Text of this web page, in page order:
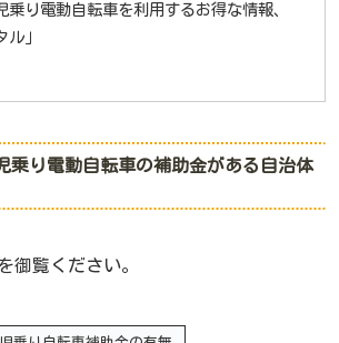
乗り電動自転車を利用するお得な情報、
」
乗り電動自転車の補助金がある自治体
御覧ください。